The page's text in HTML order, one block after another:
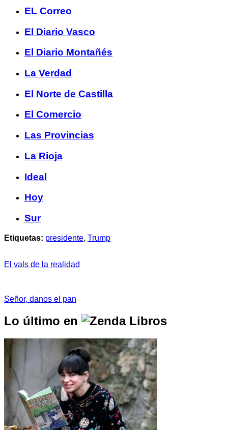
EL Correo
El Diario Vasco
El Diario Montañés
La Verdad
El Norte de Castilla
El Comercio
Las Provincias
La Rioja
Ideal
Hoy
Sur
Etiquetas: presidente, Trump
El vals de la realidad
Señor, danos el pan
Lo último en